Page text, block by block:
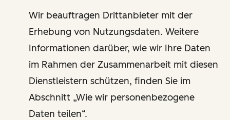
Wir beauftragen Drittanbieter mit der
Erhebung von Nutzungsdaten. Weitere
Informationen darüber, wie wir Ihre Daten
im Rahmen der Zusammenarbeit mit diesen
Dienstleistern schützen, finden Sie im
Abschnitt „Wie wir personenbezogene
Daten teilen“.